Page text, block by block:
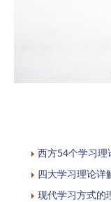
西方54个学习理
四大学习理论详
现代学习方式的